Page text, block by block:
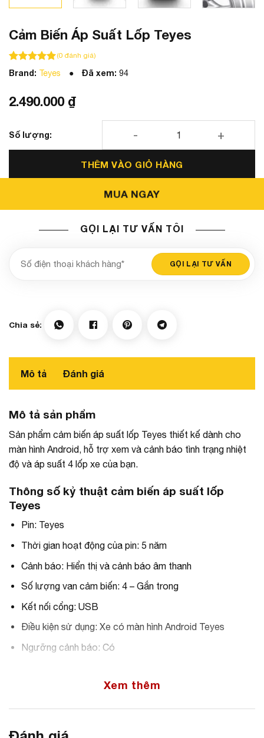
Cảm Biến Áp Suất Lốp Teyes
100trên 5 dựa trên
100 đánh giá
(0đánh giá)
Brand: Teyes Đã xem: 94
2.490.000 ₫
Cảm Biến Áp Suất Lốp Teyes số lượng
THÊM VÀO GIỎ HÀNG
MUA NGAY
GỌI LẠI TƯ VẤN TÔI
Mô tả Đánh giá
Mô tả sản phẩm
Sản phẩm cảm biến áp suất lốp Teyes thiết kế dành cho
màn hình Android, hỗ trợ xem và cảnh báo tình trạng nhiệt
độ và áp suất 4 lốp xe của bạn.
Thông số kỷ thuật cảm biến áp suất lốp
Teyes
Pin: Teyes
Thời gian hoạt động của pin: 5 năm
Cảnh báo: Hiển thị và cảnh báo âm thanh
Số lượng van cảm biến: 4 – Gắn trong
Kết nối cổng: USB
Điều kiện sử dụng: Xe có màn hình Android Teyes
Ngưỡng cảnh báo: Có
Áp suất làm việc/Sai số: 0 đến 8 Bar (116 Psi) / ± 1 Bar
Xem thêm